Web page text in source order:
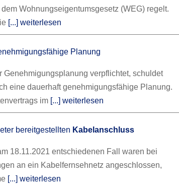
Wohnungseigentumsgesetz (WEG) regelt.
[...] weiterlesen
Planung
Genehmigungsplanung verpflichtet, schuldet
eine dauerhaft genehmigungsfähige Planung.
im [...] weiterlesen
bereitgestellten Kabelanschluss
18.11.2021 entschiedenen Fall waren bei
an ein Kabelfernsehnetz angeschlossen,
[...] weiterlesen